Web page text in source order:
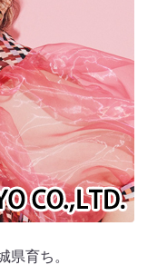
県育ち。